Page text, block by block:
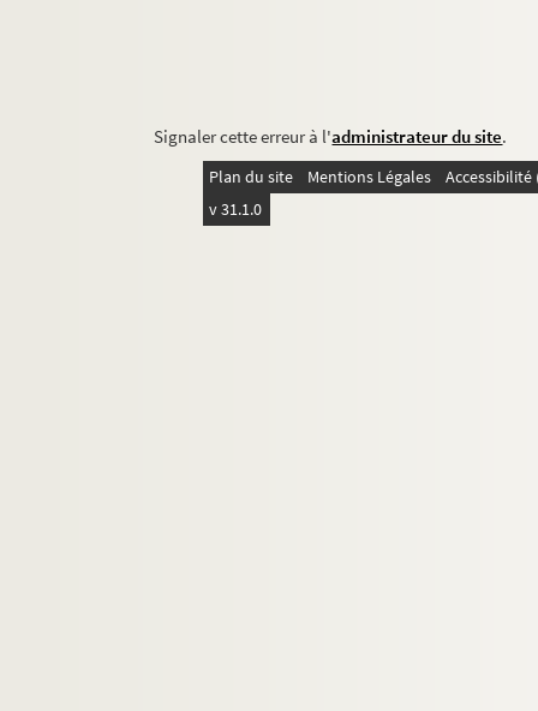
Signaler cette erreur à l'administrateur du site.
Plan du site Mentions Légales
v 31.1.0